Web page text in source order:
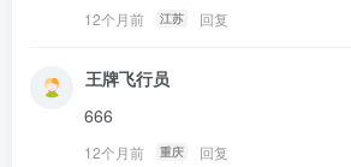
12个月前 江苏 回复
王牌飞行员
666
12个月前 重庆 回复